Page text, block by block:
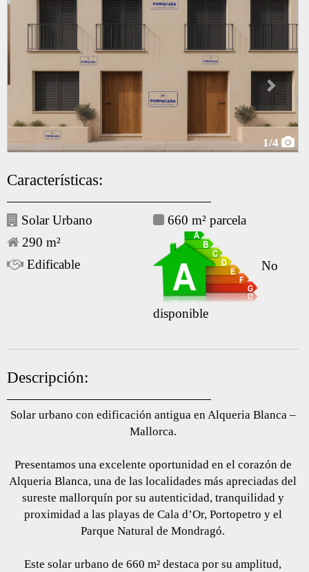
1/4
Características:
Solar Urbano
290 m²
Edificable
660 m² parcela
No
disponible
Descripción:
Solar urbano con edificación antigua en Alqueria Blanca –
Mallorca.
Presentamos una excelente oportunidad en el corazón de
Alqueria Blanca, una de las localidades más apreciadas del
sureste mallorquín por su autenticidad, tranquilidad y
proximidad a las playas de Cala d’Or, Portopetro y el
Parque Natural de Mondragó.
Este solar urbano de 660 m² destaca por su amplitud,